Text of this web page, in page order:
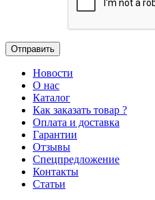
Новости
О нас
Каталог
Как заказать товар ?
Оплата и доставка
Гарантии
Отзывы
Спецпредложение
Контакты
Статьи